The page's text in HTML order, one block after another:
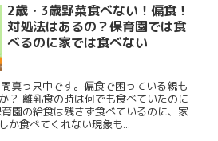
2歳・3歳野菜食べない！偏食！
対処法はあるの？保育園では食
べるのに家では食べない
真っ只中です。偏食で困っている親も
？ 離乳食の時は何でも食べていたのに
園の給食は残さず食べているのに、家
か食べてくれない現象も...